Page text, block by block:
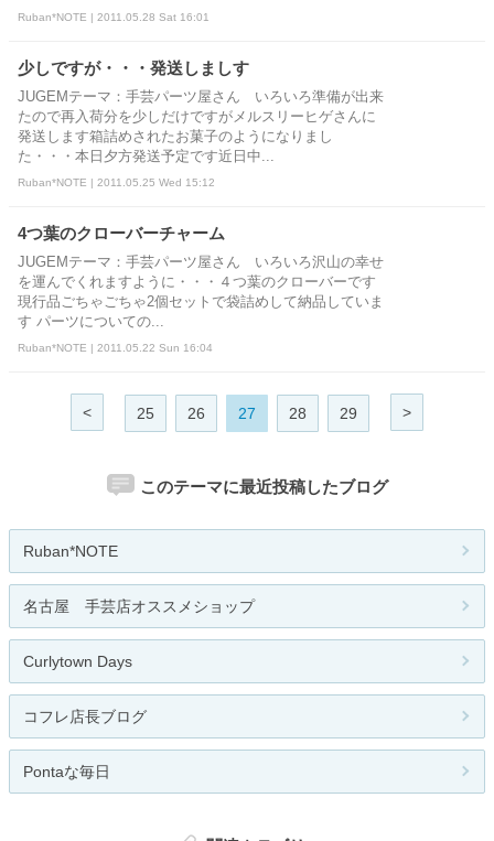
Ruban*NOTE | 2011.05.28 Sat 16:01
少しですが・・・発送しましす
JUGEMテーマ：手芸パーツ屋さん いろいろ準備が出来
たので再入荷分を少しだけですがメルスリーヒゲさんに
発送します箱詰めされたお菓子のようになりまし
た・・・本日夕方発送予定です近日中...
Ruban*NOTE | 2011.05.25 Wed 15:12
4つ葉のクローバーチャーム
JUGEMテーマ：手芸パーツ屋さん いろいろ沢山の幸せ
を運んでくれますように・・・４つ葉のクローバーです
現行品ごちゃごちゃ2個セットで袋詰めして納品していま
す パーツについての...
Ruban*NOTE | 2011.05.22 Sun 16:04
< 25 26 27 28 29 >
このテーマに最近投稿したブログ
Ruban*NOTE
名古屋 手芸店オススメショップ
Curlytown Days
コフレ店長ブログ
Pontaな毎日